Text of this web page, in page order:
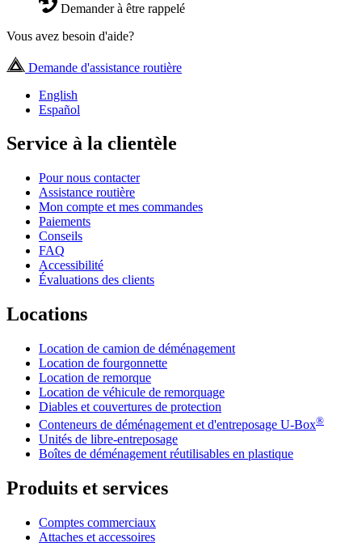
Demander à être rappelé
Vous avez besoin d'aide?
Demande d'assistance routière
English
Español
Service à la clientèle
Pour nous contacter
Assistance routière
Mon compte et mes commandes
Paiements
Conseils
FAQ
Accessibilité
Évaluations des clients
Locations
Location de camion de déménagement
Location de fourgonnette
Location de remorque
Location de véhicule de remorquage
Diables et couvertures de protection
Conteneurs de déménagement et d'entreposage U-Box®
Unités de libre-entreposage
Boîtes de déménagement réutilisables en plastique
Produits et services
Comptes commerciaux
Attaches et accessoires